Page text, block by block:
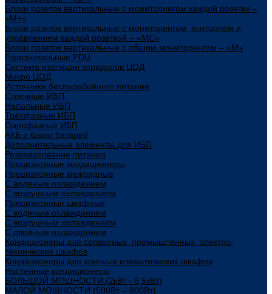
Блоки розеток вертикальные с мониторингом каждой розетки –
«М+»
Блоки розеток вертикальные с мониторингом, контролем и
управлением каждой розеткой – «МС»
Блоки розеток вертикальные с общим мониторингом – «М»
Горизонтальные PDU
Система изоляции коридоров ЦОД
Микро ЦОД
Источники бесперебойного питания
Стоечные ИБП
Напольные ИБП
Трёхфазные ИБП
Однофазные ИБП
АКБ и блоки батарей
Дополнительные элементы для ИБП
Резервирование питания
Прецизионные кондиционеры
Прецизионные межрядные
С водяным охлаждением
С воздушным охлаждением
Прецизионные шкафные
С водяным охлаждением
С воздушным охлаждением
С двойным охлаждением
Кондиционеры для серверных, промышленных, электро-
технических шкафов
Кондиционеры для уличных климатических шкафов
Настенные кондиционеры
БОЛЬШОЙ МОЩНОСТИ (2кВт - 6,5кВт)
МАЛОЙ МОЩНОСТИ (500Вт – 800Вт)